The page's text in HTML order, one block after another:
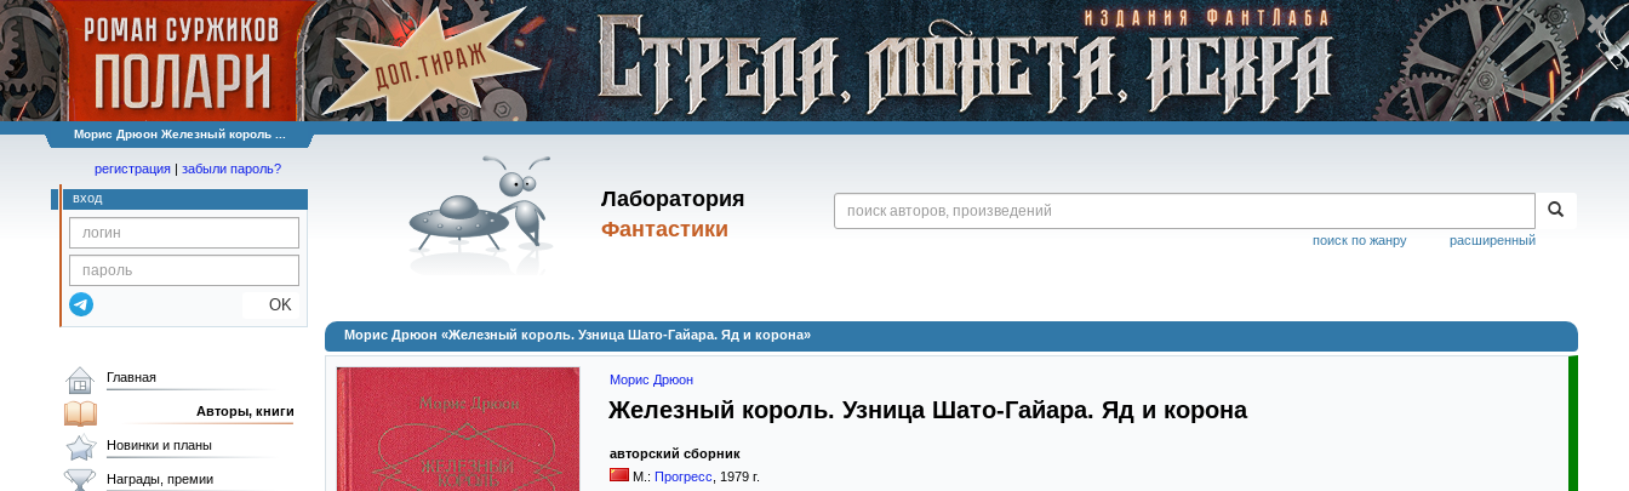
Морис Дрюон Железный король ...
Лаборатория
Фантастики
расширенный
поиск по жанру
регистрация | забыли пароль?
вход
OK
Морис Дрюон «Железный король. Узница Шато-Гайара. Яд и корона»
Морис Дрюон
Железный король. Узница Шато-Гайара. Яд и корона
авторский сборник
М.: Прогресс 1979 г.
Главная
Авторы, книги
Новинки и планы
Награды, премии